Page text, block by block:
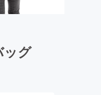
ッグ